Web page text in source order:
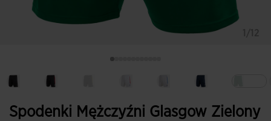
Spodenki Mężczyźni Glasgow Zielony